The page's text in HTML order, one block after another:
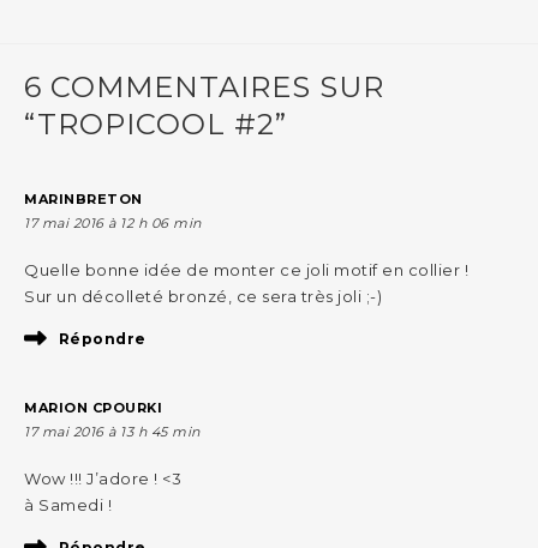
6 COMMENTAIRES SUR
“TROPICOOL #2”
MARINBRETON
17 mai 2016 à 12 h 06 min
Quelle bonne idée de monter ce joli motif en collier !
Sur un décolleté bronzé, ce sera très joli ;-)
Répondre
MARION CPOURKI
17 mai 2016 à 13 h 45 min
Wow !!! J’adore ! <3
à Samedi !